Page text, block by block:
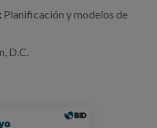
Planificación y modelos de
D.C.